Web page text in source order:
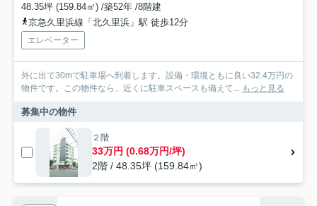
48.35坪 (159.84㎡) /築52年 /8階建
京急久里浜線「北久里浜」駅 徒歩12分
エレベーター
外に出て30mで駐車場へ到着します。設備・環境ともに良い32.4万円の
物件です。この物件なら、近くに駐車スペースも備えて... もっと見る
募集中の物件
２階
33万円 (0.68万円/坪)
2階 / 48.35坪 (159.84㎡)